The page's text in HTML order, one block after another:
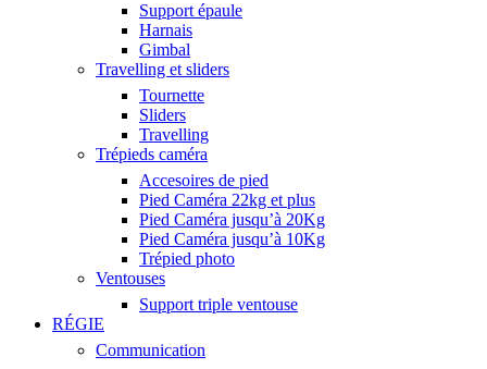
Support épaule
Harnais
Gimbal
Travelling et sliders
Tournette
Sliders
Travelling
Trépieds caméra
Accesoires de pied
Pied Caméra 22kg et plus
Pied Caméra jusqu’à 20Kg
Pied Caméra jusqu’à 10Kg
Trépied photo
Ventouses
Support triple ventouse
RÉGIE
Communication